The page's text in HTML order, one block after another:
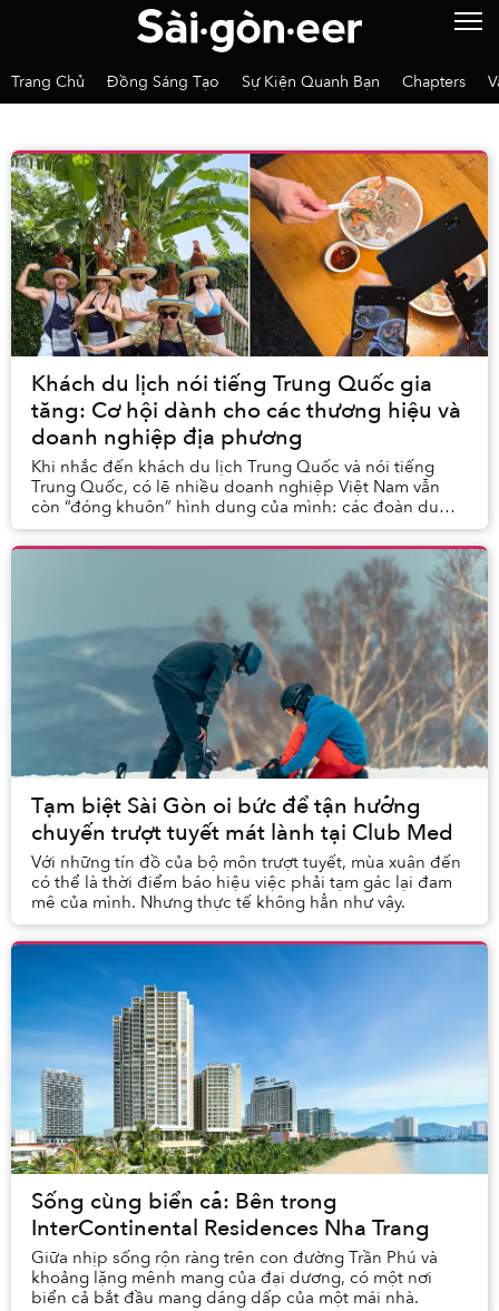
Trang Chủ Đồng Sáng Tạo Sự Kiện Quanh Bạn Chapters
Khách du lịch nói tiếng Trung Quốc gia
tăng: Cơ hội dành cho các thương hiệu và
doanh nghiệp địa phương
Khi nhắc đến khách du lịch Trung Quốc và nói tiếng
Trung Quốc, có lẽ nhiều doanh nghiệp Việt Nam vẫn
còn “đóng khuôn” hình dung của mình: các đoàn du
lịch đông đúc, phần lớn là người lớn tuổi mặc áo đ...
Tạm biệt Sài Gòn oi bức để tận hưởng
chuyến trượt tuyết mát lành tại Club Med
Với những tín đồ của bộ môn trượt tuyết, mùa xuân đến
có thể là thời điểm báo hiệu việc phải tạm gác lại đam
mê của mình. Nhưng thực tế không hẳn như vậy.
Sống cùng biển cả: Bên trong
InterContinental Residences Nha Trang
Giữa nhịp sống rộn ràng trên con đường Trần Phú và
khoảng lặng mênh mang của đại dương, có một nơi
biển cả bắt đầu mang dáng dấp của một mái nhà.